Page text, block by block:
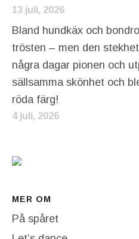
13 juli, 2026
Bland hundkäx och
trösten – men den
några dagar pionen och
sällsamma skönhet och
röda färg!
4 juli, 2026
MER OM
På spåret